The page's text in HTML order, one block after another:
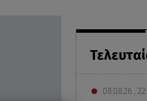
08.08.26 ,